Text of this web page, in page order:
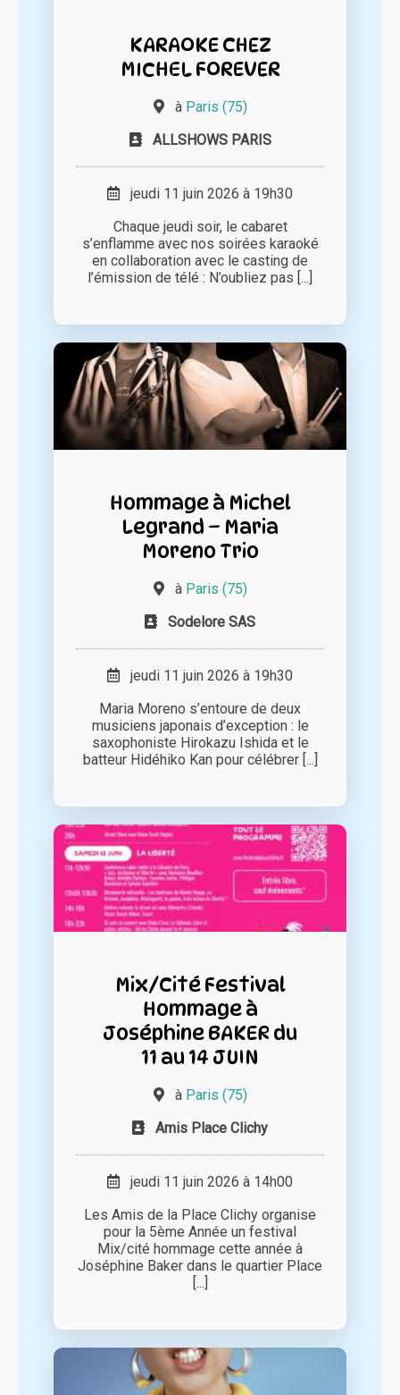
KARAOKE CHEZ
MICHEL FOREVER
à Paris (75)
ALLSHOWS PARIS
jeudi 11 juin 2026 à 19h30
Chaque jeudi soir, le cabaret
s’enflamme avec nos soirées karaoké
en collaboration avec le casting de
l’émission de télé : N’oubliez pas [...]
Hommage à Michel
Legrand – Maria
Moreno Trio
à Paris (75)
Sodelore SAS
jeudi 11 juin 2026 à 19h30
Maria Moreno s’entoure de deux
musiciens japonais d’exception : le
saxophoniste Hirokazu Ishida et le
batteur Hidéhiko Kan pour célébrer [...]
Mix/Cité Festival
Hommage à
Joséphine BAKER du
11 au 14 JUIN
à Paris (75)
Amis Place Clichy
jeudi 11 juin 2026 à 14h00
Les Amis de la Place Clichy organise
pour la 5ème Année un festival
Mix/cité hommage cette année à
Joséphine Baker dans le quartier Place
[...]